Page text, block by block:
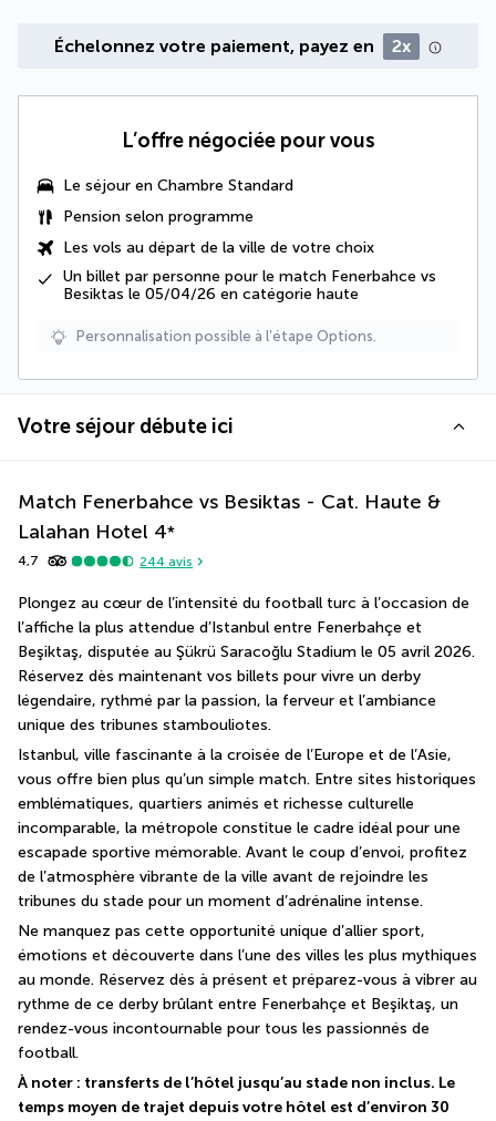
Échelonnez votre paiement, payez en 2x
L’offre négociée pour vous
Le séjour en Chambre Standard
Pension selon programme
Les vols au départ de la ville de votre choix
Un billet par personne pour le match Fenerbahce vs
Besiktas le 05/04/26 en catégorie haute
Personnalisation possible à l’étape Options.
Votre séjour débute ici
Match Fenerbahce vs Besiktas - Cat. Haute &
Lalahan Hotel 4*
4,7 244 avis
Plongez au cœur de l’intensité du football turc à l’occasion de
l’affiche la plus attendue d’Istanbul entre Fenerbahçe et
Beşiktaş, disputée au Şükrü Saracoğlu Stadium le 05 avril 2026.
Réservez dès maintenant vos billets pour vivre un derby
légendaire, rythmé par la passion, la ferveur et l’ambiance
unique des tribunes stambouliotes.
Istanbul, ville fascinante à la croisée de l’Europe et de l’Asie,
vous offre bien plus qu’un simple match. Entre sites historiques
emblématiques, quartiers animés et richesse culturelle
incomparable, la métropole constitue le cadre idéal pour une
escapade sportive mémorable. Avant le coup d’envoi, profitez
de l’atmosphère vibrante de la ville avant de rejoindre les
tribunes du stade pour un moment d’adrénaline intense.
Ne manquez pas cette opportunité unique d’allier sport,
émotions et découverte dans l’une des villes les plus mythiques
au monde. Réservez dès à présent et préparez-vous à vibrer au
rythme de ce derby brûlant entre Fenerbahçe et Beşiktaş, un
rendez-vous incontournable pour tous les passionnés de
football.
À noter : transferts de l’hôtel jusqu’au stade non inclus. Le
temps moyen de trajet depuis votre hôtel est d’environ 30